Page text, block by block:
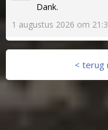
Dank.
1 augustus 2026 om
< terug